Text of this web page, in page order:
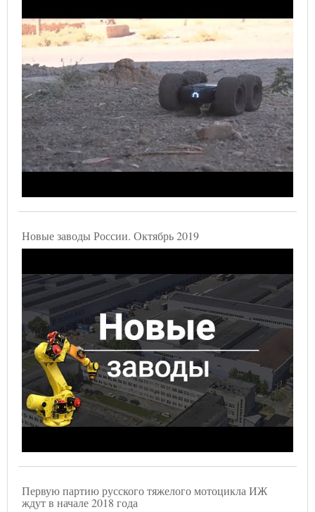
Новые заводы России. Октябрь 2019
Первую партию русского тяжелого мотоцикла ИЖ
ждут в начале 2018 года